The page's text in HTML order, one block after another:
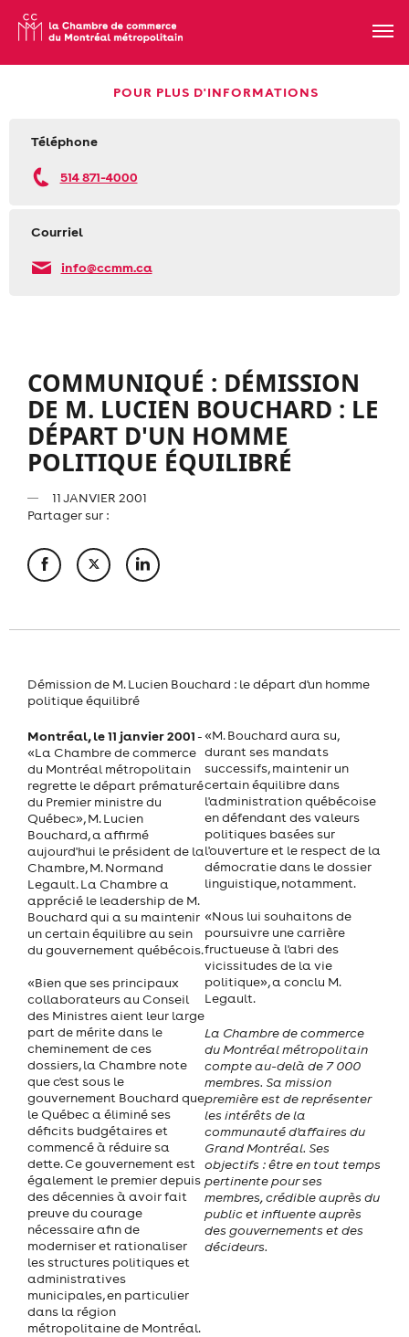
POUR PLUS D'INFORMATIONS
Téléphone
514 871-4000
Courriel
info@ccmm.ca
COMMUNIQUÉ : DÉMISSION
DE M. LUCIEN BOUCHARD : LE
DÉPART D'UN HOMME
POLITIQUE ÉQUILIBRÉ
11 JANVIER 2001
Partager sur :
Démission de M. Lucien Bouchard : le départ d'un homme
politique équilibré
Montréal, le 11 janvier 2001 -
«La Chambre de commerce
du Montréal métropolitain
regrette le départ prématuré
du Premier ministre du
Québec», M. Lucien
Bouchard, a affirmé
aujourd'hui le président de la
Chambre, M. Normand
Legault. La Chambre a
apprécié le leadership de M.
Bouchard qui a su maintenir
un certain équilibre au sein
du gouvernement québécois.
«Bien que ses principaux
collaborateurs au Conseil
des Ministres aient leur large
part de mérite dans le
cheminement de ces
dossiers, la Chambre note
que c'est sous le
gouvernement Bouchard que
le Québec a éliminé ses
déficits budgétaires et
commencé à réduire sa
dette. Ce gouvernement est
également le premier depuis
des décennies à avoir fait
preuve du courage
nécessaire afin de
moderniser et rationaliser
les structures politiques et
administratives
municipales, en particulier
dans la région
métropolitaine de Montréal.
«M. Bouchard aura su,
durant ses mandats
successifs, maintenir un
certain équilibre dans
l'administration québécoise
en défendant des valeurs
politiques basées sur
l'ouverture et le respect de la
démocratie dans le dossier
linguistique, notamment.
«Nous lui souhaitons de
poursuivre une carrière
fructueuse à l'abri des
vicissitudes de la vie
politique», a conclu M.
Legault.
La Chambre de commerce
du Montréal métropolitain
compte au-delà de 7 000
membres. Sa mission
première est de représenter
les intérêts de la
communauté d'affaires du
Grand Montréal. Ses
objectifs : être en tout temps
pertinente pour ses
membres, crédible auprès du
public et influente auprès
des gouvernements et des
décideurs.